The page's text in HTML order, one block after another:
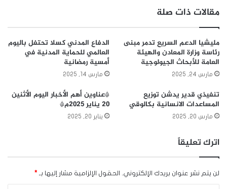
مقالات ذات صلة
مليشيا الدعم السريع تدمر مبنى
رئاسة وزارة المعادن والهيئة
العامة للأبحاث الجيولوجية
مارس 24, 2025
الدفاع المدني كسلا تحتفل باليوم
العالمي للحماية المدنية في
أمسية رمضانية
مارس 14, 2025
تنفيذي قدير يدشن توزيع
المساعدات الانسانية بكالوقي
مارس 20, 2025
*عناوين أهم الأخبار اليوم الأثنين
٢٠ يناير ٢٠٢٥م*
يناير 20, 2025
اترك تعليقاً
لن يتم نشر عنوان بريدك الإلكتروني. الحقول الإلزامية مشار إليها بـ *